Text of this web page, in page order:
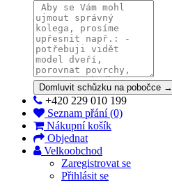
Domluvit schůzku na pobočce →
+420 229 010 199
Seznam přání (0)
Nákupní košík
Objednat
Velkoobchod
Zaregistrovat se
Přihlásit se